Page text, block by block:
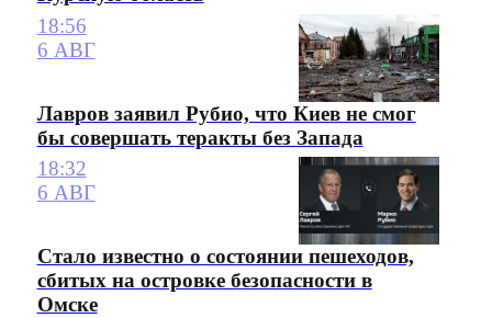
18:56
6 АВГ
Лавров заявил Рубио, что Киев не смог
бы совершать теракты без Запада
18:32
6 АВГ
Стало известно о состоянии пешеходов,
сбитых на островке безопасности в
Омске